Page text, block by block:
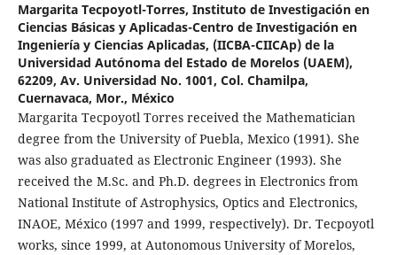
Margarita Tecpoyotl-Torres, Instituto de Investigación en
Ciencias Básicas y Aplicadas-Centro de Investigación en
Ingeniería y Ciencias Aplicadas, (IICBA-CIICAp) de la
Universidad Autónoma del Estado de Morelos (UAEM),
62209, Av. Universidad No. 1001, Col. Chamilpa,
Cuernavaca, Mor., México
Margarita Tecpoyotl Torres received the Mathematician
degree from the University of Puebla, Mexico (1991). She
was also graduated as Electronic Engineer (1993). She
received the M.Sc. and Ph.D. degrees in Electronics from
National Institute of Astrophysics, Optics and Electronics,
INAOE, México (1997 and 1999, respectively). Dr. Tecpoyotl
works, since 1999, at Autonomous University of Morelos,